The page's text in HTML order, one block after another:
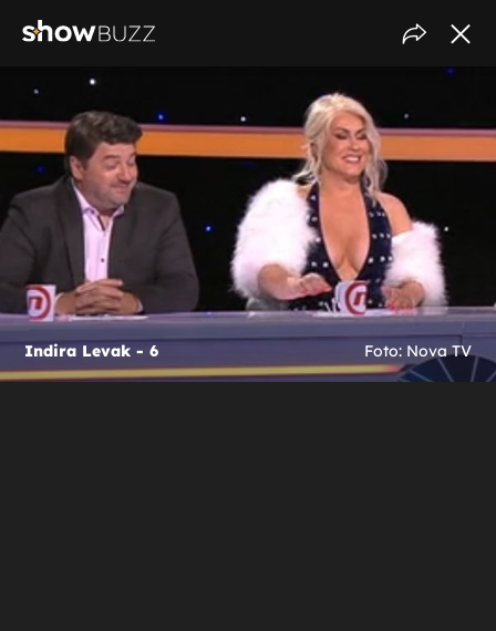
Indira Levak - 6 Foto: Nova TV